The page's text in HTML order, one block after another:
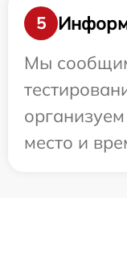
5
Мы
место и